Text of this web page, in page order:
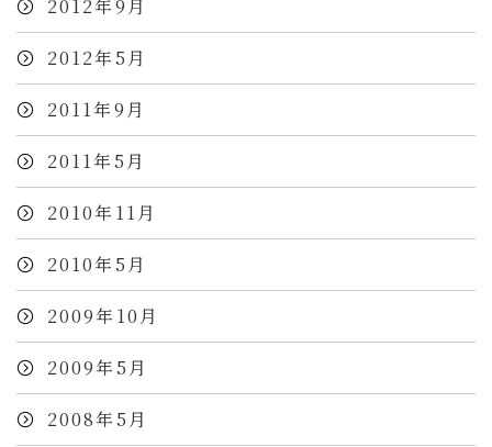
2012年9月
2012年5月
2011年9月
2011年5月
2010年11月
2010年5月
2009年10月
2009年5月
2008年5月